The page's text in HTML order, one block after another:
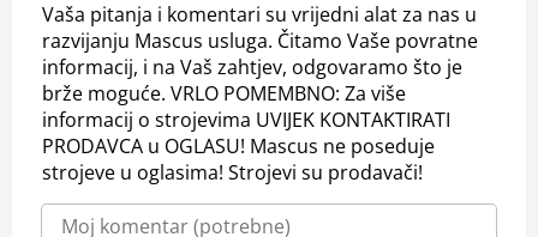
Vaša pitanja i komentari su vrijedni alat za nas u
razvijanju Mascus usluga. Čitamo Vaše povratne
informacij, i na Vaš zahtjev, odgovaramo što je
brže moguće. VRLO POMEMBNO: Za više
informacij o strojevima UVIJEK KONTAKTIRATI
PRODAVCA u OGLASU! Mascus ne poseduje
strojeve u oglasima! Strojevi su prodavači!